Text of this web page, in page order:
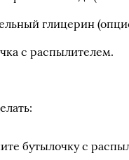
глицерин
с распылителем.
бутылочку с